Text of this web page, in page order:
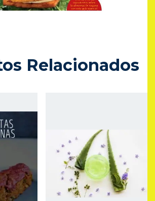
Relacionados